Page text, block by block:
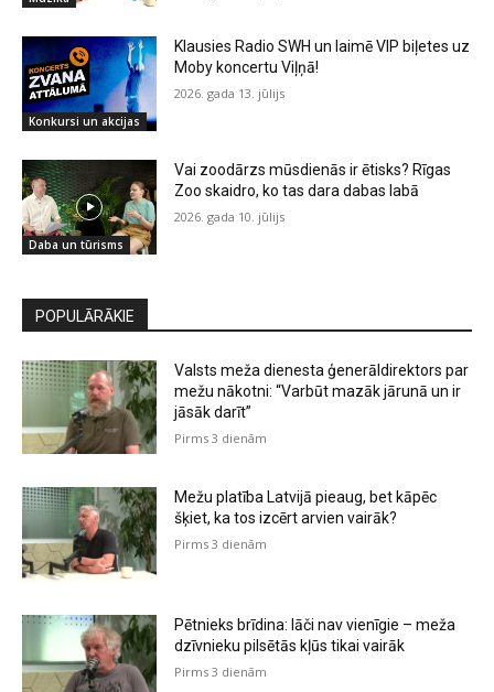
Konkursi un akcijas
Klausies Radio SWH un laimē VIP biļetes uz
Moby koncertu Viļņā!
2026. gada 13. jūlijs
Daba un tūrisms
Vai zoodārzs mūsdienās ir ētisks? Rīgas
Zoo skaidro, ko tas dara dabas labā
2026. gada 10. jūlijs
POPULĀRĀKIE
Valsts meža dienesta ģenerāldirektors par
mežu nākotni: “Varbūt mazāk jārunā un ir
jāsāk darīt”
Pirms 3 dienām
Mežu platība Latvijā pieaug, bet kāpēc
šķiet, ka tos izcērt arvien vairāk?
Pirms 3 dienām
Pētnieks brīdina: lāči nav vienīgie – meža
dzīvnieku pilsētās kļūs tikai vairāk
Pirms 3 dienām